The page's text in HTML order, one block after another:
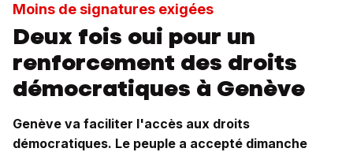
Moins de signatures exigées
Deux fois oui pour un
renforcement des droits
démocratiques à Genève
Genève va faciliter l'accès aux droits
démocratiques. Le peuple a accepté dimanche